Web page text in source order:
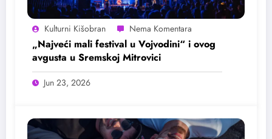
Kulturni Kišobran
„Najveći mali festival u Vojvodini“ i ovog
avgusta u Sremskoj Mitrovici
Jun 23, 2026